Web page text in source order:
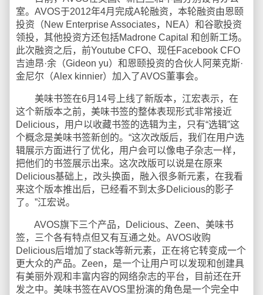
室。AVOS于2012年4月完成A轮融资，本轮融资由恩颐
投资（New Enterprise Associates，NEA）和谷歌投资
领投，其他投资方还包括Madrone Capital 和创新工场。
此次融资之后，前Youtube CFO、现任Facebook CFO
吉迪昂·余（Gideon yu）和恩颐投资的合伙人阿莱克斯·
金尼尔（Alex kinnier）加入了AVOS董事会。
美味书签在6月14号上线了新版本，江宏表示，在
这个新版本之前，美味书签的整体表现形式非常接近
Delicious，用户以收藏书签的选辑为主，只有“选辑”这
个概念是美味书签新创的。“这次改版后，我们在用户选
辑展示方面进行了优化，用户会可以像电子杂志一样，
把他们的书签展示出来。这次改版可以说是在原来
Delicious基础上，改头换面，融入很多新元素，在我看
来这个版本推出后，已经看不到太多Delicious的影子
了。”江宏说。
AVOS旗下三个产品，Delicious、Zeen、美味书
签，三个各有特点但又有互通之处。AVOS收购
Delicious后增加了stack等新元素，正在将它转变成一个
更大众的产品。Zeen，是一个让用户可以发现和创建具
有美丽外观和丰富内容的网络杂志的平台，目前还在开
发之中。美味书签在AVOS里扮演的角色是一个完全中